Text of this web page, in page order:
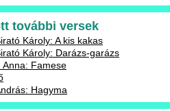
további versek
Károly: A kis kakas
Károly: Darázs-garázs
Anna: Famese
Hagyma